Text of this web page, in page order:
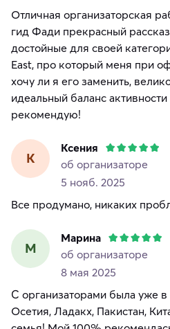
Отличная организаторская
гид Фади прекрасный
достойные для своей
East, про который меня при
хочу ли я его заменить,
идеальный баланс
рекомендую!
К
Ксения
об организаторе
5 нояб. 2025
Все продумано, никаких
М
Марина
об организаторе
8 мая 2025
С организаторами была уже в
Осетия, Ладакх, Пакистан,